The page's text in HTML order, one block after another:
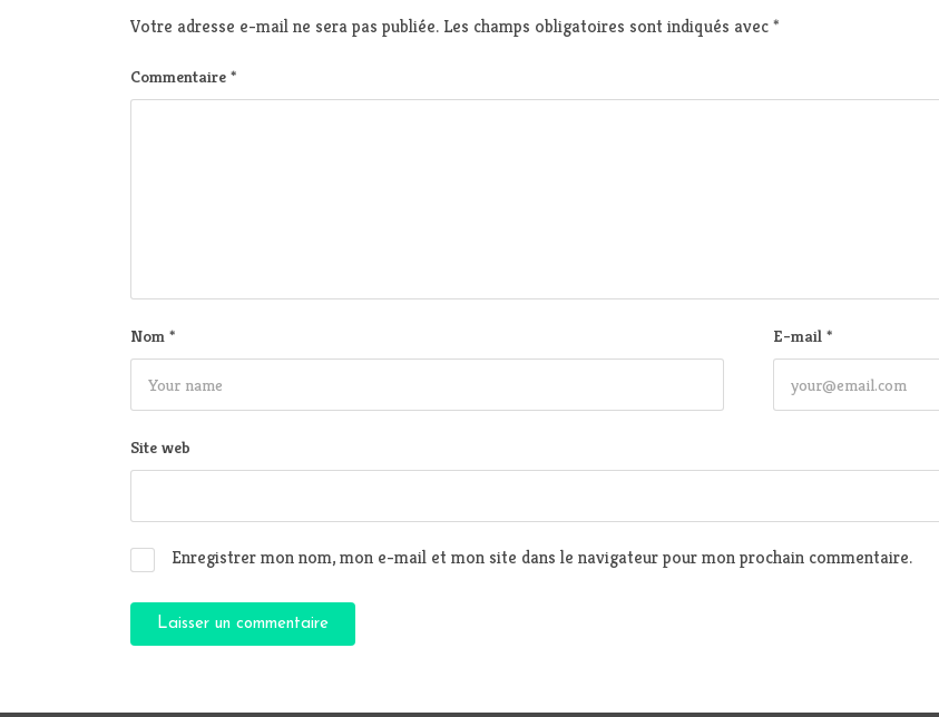
Votre adresse e-mail ne sera pas publiée. Les champs obligatoires sont indiqués avec*
Commentaire *
Nom * E-mail*
Site web
Enregistrer mon nom, mon e-mail et mon site dans le navigateur pour mon prochain commentaire.